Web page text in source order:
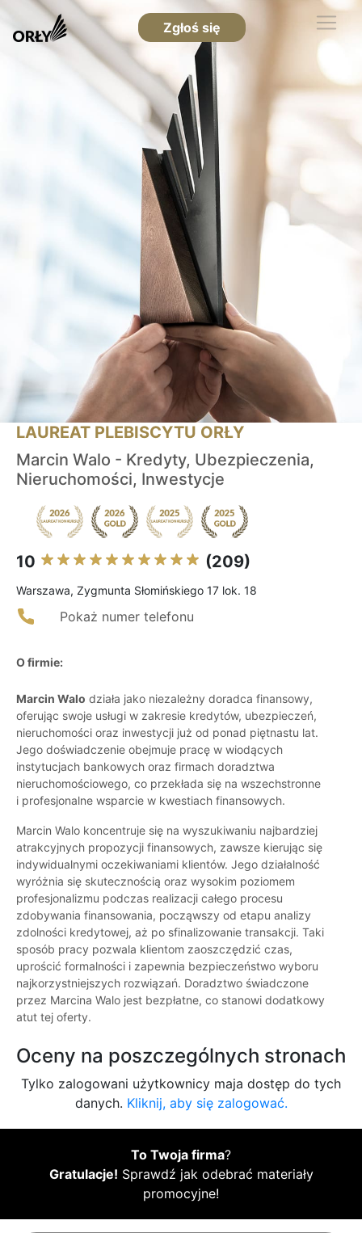
Zgłoś się
LAUREAT PLEBISCYTU ORŁY
Marcin Walo - Kredyty, Ubezpieczenia,
Nieruchomości, Inwestycje
10 (209)
Warszawa, Zygmunta Słomińskiego 17 lok. 18
Pokaż numer telefonu
O firmie:
Marcin Walo działa jako niezależny doradca finansowy,
oferując swoje usługi w zakresie kredytów, ubezpieczeń,
nieruchomości oraz inwestycji już od ponad piętnastu lat.
Jego doświadczenie obejmuje pracę w wiodących
instytucjach bankowych oraz firmach doradztwa
nieruchomościowego, co przekłada się na wszechstronne
i profesjonalne wsparcie w kwestiach finansowych.
Marcin Walo koncentruje się na wyszukiwaniu najbardziej
atrakcyjnych propozycji finansowych, zawsze kierując się
indywidualnymi oczekiwaniami klientów. Jego działalność
wyróżnia się skutecznością oraz wysokim poziomem
profesjonalizmu podczas realizacji całego procesu
zdobywania finansowania, począwszy od etapu analizy
zdolności kredytowej, aż po sfinalizowanie transakcji. Taki
sposób pracy pozwala klientom zaoszczędzić czas,
uprościć formalności i zapewnia bezpieczeństwo wyboru
najkorzystniejszych rozwiązań. Doradztwo świadczone
przez Marcina Walo jest bezpłatne, co stanowi dodatkowy
atut tej oferty.
Oceny na poszczególnych stronach
Tylko zalogowani użytkownicy maja dostęp do tych
danych. Kliknij, aby się zalogować.
To Twoja firma?
Gratulacje! Sprawdź jak odebrać materiały
promocyjne!